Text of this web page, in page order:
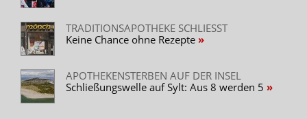
TRADITIONSAPOTHEKE SCHLIESST
Keine Chance ohne Rezepte
APOTHEKENSTERBEN AUF DER INSEL
Schließungswelle auf Sylt: Aus 8 werden 5